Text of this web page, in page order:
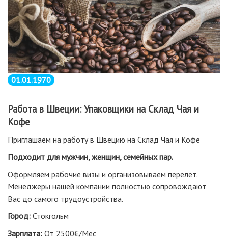
01.01.1970
Работа в Швеции: Упаковщики на Склад Чая и
Кофе
Приглашаем на работу в Швецию на Склад Чая и Кофе
Подходит для мужчин, женщин, семейных пар.
Оформляем рабочие визы и организовываем перелет.
Менеджеры нашей компании полностью сопровождают
Вас до самого трудоустройства.
Город: Стокгольм
Зарплата: От 2500€/Мес